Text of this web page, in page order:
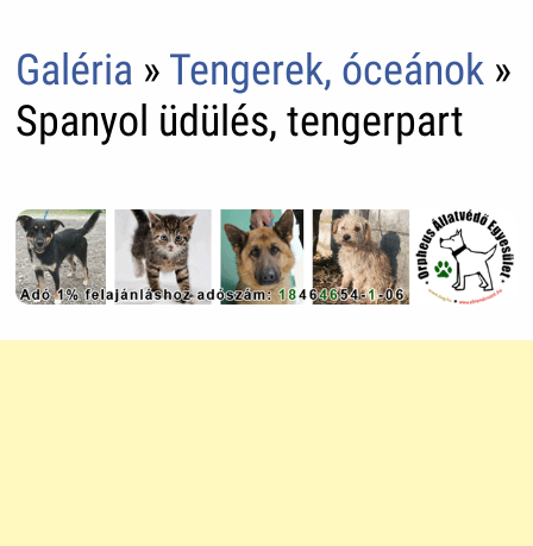
Galéria » Tengerek, óceánok»
Spanyol üdülés, tengerpart